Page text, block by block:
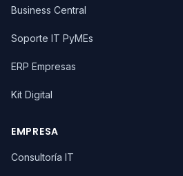
Business Central
Soporte IT PyMEs
ERP Empresas
Kit Digital
EMPRESA
Consultoría IT